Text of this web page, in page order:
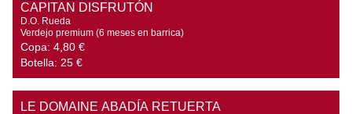
CAPITAN DISFRUTÓN
D.O. Rueda
Verdejo premium (6 meses en barrica)
Copa: 4,80 €
Botella: 25 €
LE DOMAINE ABADÍA RETUERTA